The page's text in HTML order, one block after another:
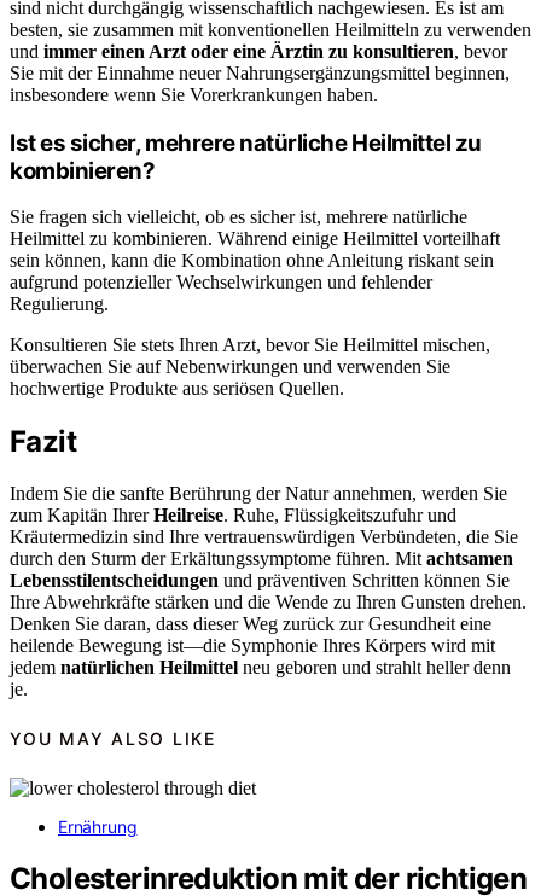
sind nicht durchgängig wissenschaftlich nachgewiesen. Es ist am
besten, sie zusammen mit konventionellen Heilmitteln zu verwenden
und immer einen Arzt oder eine Ärztin zu konsultieren, bevor
Sie mit der Einnahme neuer Nahrungsergänzungsmittel beginnen,
insbesondere wenn Sie Vorerkrankungen haben.
Ist es sicher, mehrere natürliche Heilmittel zu
kombinieren?
Sie fragen sich vielleicht, ob es sicher ist, mehrere natürliche
Heilmittel zu kombinieren. Während einige Heilmittel vorteilhaft
sein können, kann die Kombination ohne Anleitung riskant sein
aufgrund potenzieller Wechselwirkungen und fehlender
Regulierung.
Konsultieren Sie stets Ihren Arzt, bevor Sie Heilmittel mischen,
überwachen Sie auf Nebenwirkungen und verwenden Sie
hochwertige Produkte aus seriösen Quellen.
Fazit
Indem Sie die sanfte Berührung der Natur annehmen, werden Sie
zum Kapitän IhrerHeilreise. Ruhe, Flüssigkeitszufuhr und
Kräutermedizin sind Ihre vertrauenswürdigen Verbündeten, die Sie
durch den Sturm der Erkältungssymptome führen. Mit achtsamen
Lebensstilentscheidungen und präventiven Schritten können Sie
Ihre Abwehrkräfte stärken und die Wende zu Ihren Gunsten drehen.
Denken Sie daran, dass dieser Weg zurück zur Gesundheit eine
heilende Bewegung ist—die Symphonie Ihres Körpers wird mit
jedem natürlichen Heilmittel neu geboren und strahlt heller denn
je.
YOU MAY ALSO LIKE
Ernährung
Cholesterinreduktion mit der richtigen